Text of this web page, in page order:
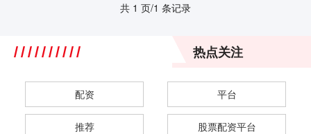
共 1 页/1 条记录
热点关注
配资 平台
推荐 股票配资平台